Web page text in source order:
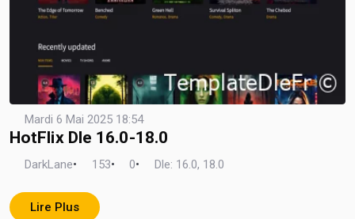
Mardi 6 Mai 2025 18:54
HotFlix Dle 16.0-18.0
DarkLane• 153• 0• Dle: 16.0, 18.0
Lire Plus